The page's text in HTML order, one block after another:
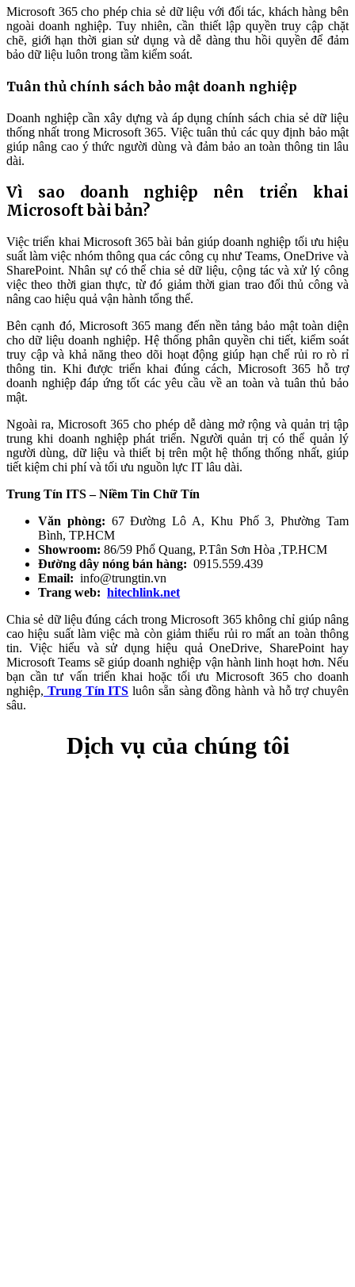
Microsoft 365 cho phép chia sẻ dữ liệu với đối tác, khách hàng bên
ngoài doanh nghiệp. Tuy nhiên, cần thiết lập quyền truy cập chặt
chẽ, giới hạn thời gian sử dụng và dễ dàng thu hồi quyền để đảm
bảo dữ liệu luôn trong tầm kiểm soát.
Tuân thủ chính sách bảo mật doanh nghiệp
Doanh nghiệp cần xây dựng và áp dụng chính sách chia sẻ dữ liệu
thống nhất trong Microsoft 365. Việc tuân thủ các quy định bảo mật
giúp nâng cao ý thức người dùng và đảm bảo an toàn thông tin lâu
dài.
Vì sao doanh nghiệp nên triển khai
Microsoft bài bản?
Việc triển khai Microsoft 365 bài bản giúp doanh nghiệp tối ưu hiệu
suất làm việc nhóm thông qua các công cụ như Teams, OneDrive và
SharePoint. Nhân sự có thể chia sẻ dữ liệu, cộng tác và xử lý công
việc theo thời gian thực, từ đó giảm thời gian trao đổi thủ công và
nâng cao hiệu quả vận hành tổng thể.
Bên cạnh đó, Microsoft 365 mang đến nền tảng bảo mật toàn diện
cho dữ liệu doanh nghiệp. Hệ thống phân quyền chi tiết, kiểm soát
truy cập và khả năng theo dõi hoạt động giúp hạn chế rủi ro rò rỉ
thông tin. Khi được triển khai đúng cách, Microsoft 365 hỗ trợ
doanh nghiệp đáp ứng tốt các yêu cầu về an toàn và tuân thủ bảo
mật.
Ngoài ra, Microsoft 365 cho phép dễ dàng mở rộng và quản trị tập
trung khi doanh nghiệp phát triển. Người quản trị có thể quản lý
người dùng, dữ liệu và thiết bị trên một hệ thống thống nhất, giúp
tiết kiệm chi phí và tối ưu nguồn lực IT lâu dài.
Trung Tín ITS – Niềm Tin Chữ Tín
Văn phòng: 67 Đường Lô A, Khu Phố 3, Phường Tam
Bình, TP.HCM
Showroom: 86/59 Phổ Quang, P.Tân Sơn Hòa ,TP.HCM
Đường dây nóng bán hàng: 0915.559.439
Email: info@trungtin.vn
Trang web: hitechlink.net
Chia sẻ dữ liệu đúng cách trong Microsoft 365 không chỉ giúp nâng
cao hiệu suất làm việc mà còn giảm thiểu rủi ro mất an toàn thông
tin. Việc hiểu và sử dụng hiệu quả OneDrive, SharePoint hay
Microsoft Teams sẽ giúp doanh nghiệp vận hành linh hoạt hơn. Nếu
bạn cần tư vấn triển khai hoặc tối ưu Microsoft 365 cho doanh
nghiệp, Trung Tín ITS luôn sẵn sàng đồng hành và hỗ trợ chuyên
sâu.
Dịch vụ của chúng tôi